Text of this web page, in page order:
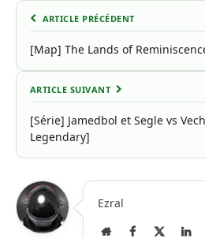
ARTICLE PRÉCÉDENT
[Map] The Lands of
ARTICLE SUIVANT
[Série] Jamedbol et Segle vs
Legendary]
Ezral
Site
Facebook
X